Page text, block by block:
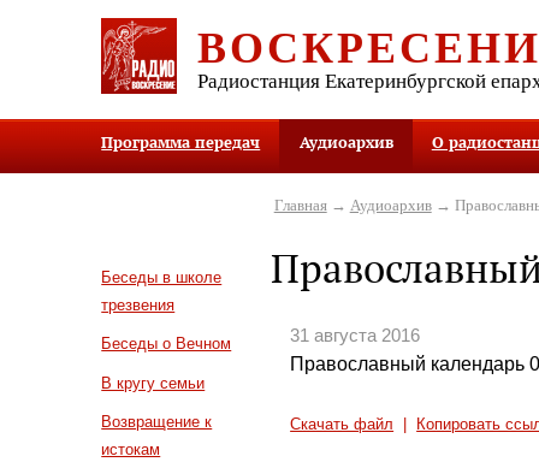
Радиостанция Екатеринбургской
Программа передач Аудиоархив О
Беседы в школе
трезвения
Беседы о Вечном
В кругу семьи
Возвращение к
истокам
Главная→ Аудиоархив→
31 августа 2016
Православный календарь
Скачать файл Копировать